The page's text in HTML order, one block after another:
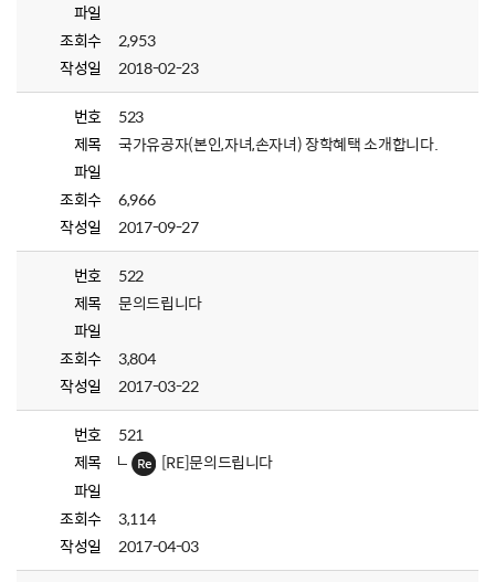
파일
조회수
2,953
작성일
2018-02-23
번호
523
제목
국가유공자(본인,자녀,손자녀) 장학혜택 소개합니다.
파일
조회수
6,966
작성일
2017-09-27
번호
522
제목
문의드립니다
파일
조회수
3,804
작성일
2017-03-22
번호
521
제목
[RE]문의드립니다
파일
조회수
3,114
작성일
2017-04-03